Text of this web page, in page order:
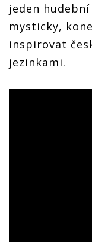
jeden
mysticky,
inspirovat
jezinkami.